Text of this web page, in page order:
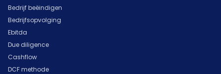
Bedrijf beëindigen
Bedrijfsopvolging
Ebitda
Due diligence
Cashflow
DCF methode